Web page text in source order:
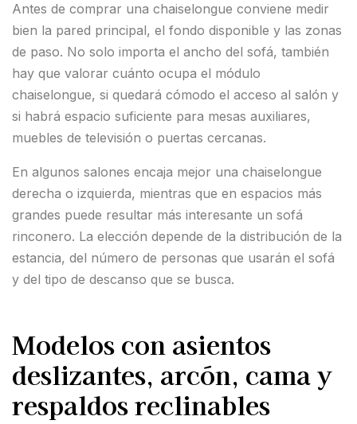
Antes de comprar una chaiselongue conviene medir
bien la pared principal, el fondo disponible y las zonas
de paso. No solo importa el ancho del sofá, también
hay que valorar cuánto ocupa el módulo
chaiselongue, si quedará cómodo el acceso al salón y
si habrá espacio suficiente para mesas auxiliares,
muebles de televisión o puertas cercanas.
En algunos salones encaja mejor una chaiselongue
derecha o izquierda, mientras que en espacios más
grandes puede resultar más interesante un sofá
rinconero. La elección depende de la distribución de la
estancia, del número de personas que usarán el sofá
y del tipo de descanso que se busca.
Modelos con asientos
deslizantes, arcón, cama y
respaldos reclinables